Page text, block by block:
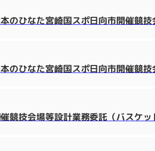
のひなた宮崎国スポ日向市開催競
のひなた宮崎国スポ日向市開催競
競技会場等設計業務委託（バスケ